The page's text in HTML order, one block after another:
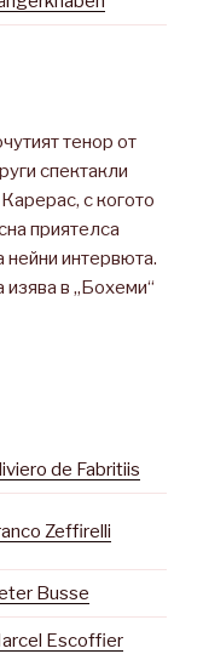
тенор от
спектакли
с когото
приятелса
нейни интервюта.
в „Бохеми“
de Fabritiis
Zeffirelli
Busse
Escoffier